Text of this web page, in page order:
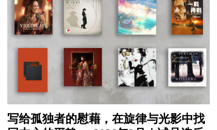
写给孤独者的慰藉，在旋律与光影中找